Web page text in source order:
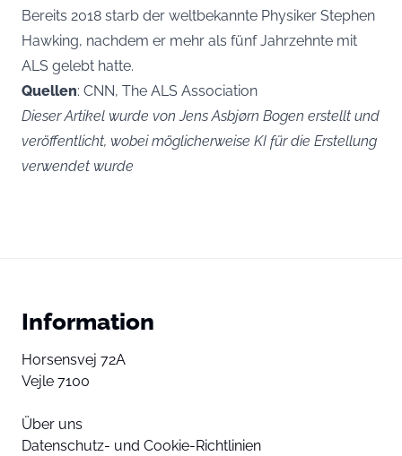
Bereits 2018 starb der weltbekannte Physiker Stephen
Hawking, nachdem er mehr als fünf Jahrzehnte mit
ALS gelebt hatte.
Quellen: CNN, The ALS Association
Dieser Artikel wurde von Jens Asbjørn Bogen erstellt und
veröffentlicht, wobei möglicherweise KI für die Erstellung
verwendet wurde
Information
Horsensvej 72A
Vejle 7100
Über uns
Datenschutz- und Cookie-Richtlinien